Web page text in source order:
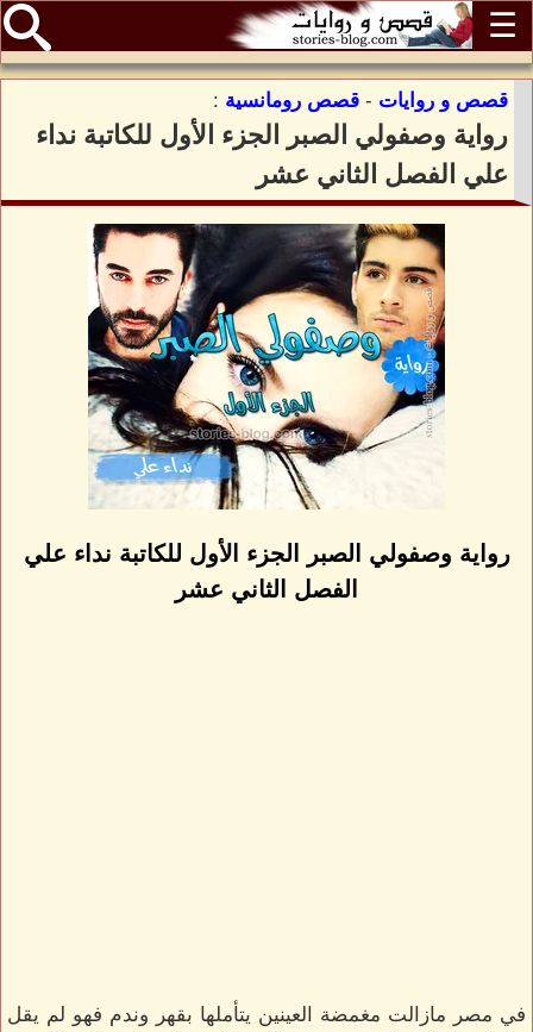
☰
قصص و روايات - قصص رومانسية :
رواية وصفولي الصبر الجزء الأول للكاتبة نداء
علي الفصل الثاني عشر
رواية وصفولي الصبر الجزء الأول للكاتبة نداء علي
الفصل الثاني عشر
في مصر مازالت مغمضة العينين يتأملها بقهر وندم فهو لم يقل